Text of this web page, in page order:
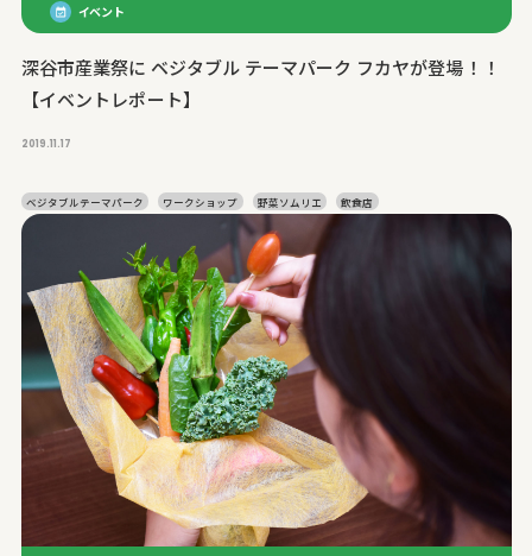
イベント
深谷市産業祭に ベジタブル テーマパーク フカヤが登場！！
【イベントレポート】
2019.11.17
ベジタブルテーマパーク ワークショップ 野菜ソムリエ 飲食店